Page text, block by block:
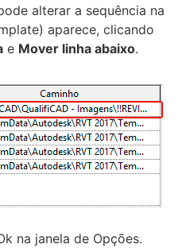
alterar a sequência na
aparece, clicando
e Mover linha abaixo.
na janela de Opções.